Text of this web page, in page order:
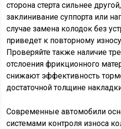
сторона стерта сильнее
заклинивание суппорта или
случае замена колодок без
приведет к повторному
Проверяйте также наличие
отслоения фрикционного
снижают эффективность
достаточной толщине
Современные автомобили
системами контроля износа